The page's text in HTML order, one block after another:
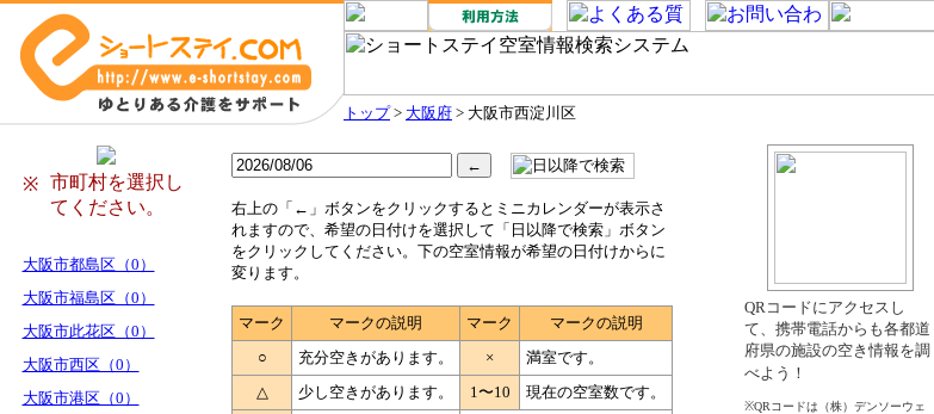
トップ> 大阪府 > 大阪市西淀川区
※
市町村を選択し
てください。
大阪市都島区（0）
大阪市福島区（0）
大阪市此花区（0）
大阪市西区（0）
大阪市港区（0）
右上の「←」ボタンをクリックするとミニカレンダーが表示さ
れますので、希望の日付けを選択して「日以降で検索」ボタン
をクリックしてください。下の空室情報が希望の日付けからに
変ります。
マーク マークの説明 マーク
マークの説明
○
充分空きがあります。 ×
満室です。
△
少し空きがあります。 1〜10
現在の空室数です。
QRコードにアクセスし
て、携帯電話からも各都道
府県の施設の空き情報を調
べよう！
※QRコードは（株）デンソーウェ